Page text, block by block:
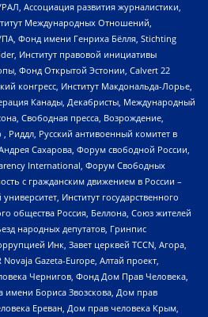
Ассоциация развития журналистики,
Международных Отношений,
Фонд имени Генриха Бёлля, Stichting
Институт правовой инициативы
Фонд Открытой Эстонии, Calvert 22
конгресс, Институт Макдональда-Лорье,
Канады, Декабристы, Международный
Свободная пресса, Возрождение,
Риддл, Русский антивоенный комитет в
Сахарова, Форум свободной России,
International, Форум Свободных
с гражданским движением в России –
Институт государственного
общества Россия, Беллона, Союз жителей
народных депутатов, Гринпис
Инк, Завет церквей TCCN, Агора,
Gazeta-Europe, Алтай проект,
Чернигов, Фонд Дом Прав Человека,
имени Бориса Звозскова, Дом прав
Ереван, Дом прав человека Крым,